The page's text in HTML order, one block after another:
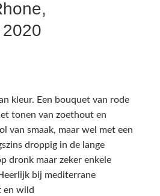
kleur. Een bouquet van rode
tonen van zoethout en
van smaak, maar wel met een
droppig in de lange
dronk maar zeker enkele
bij mediterrane
en wild